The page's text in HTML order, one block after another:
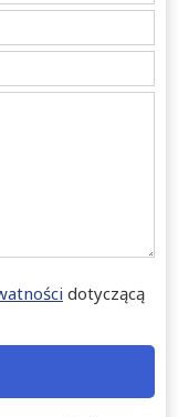
dotyczącą